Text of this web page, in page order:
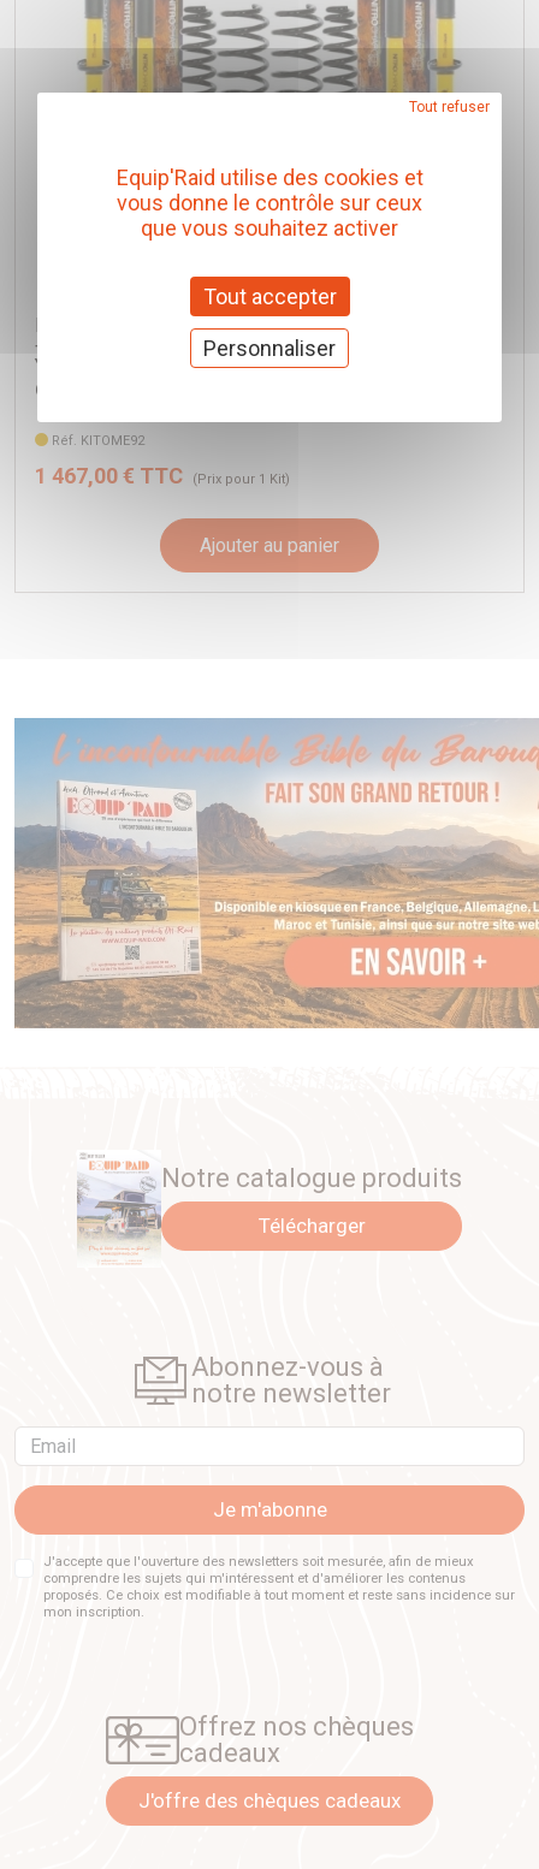
KIT DE SUSPENSION OME NITRO+ REHAUSSE
+40/50MM TARAGE +400KG POUR NISSAN PATROL
Y61 CHASSIS LONG TOUS MODELES
Old Man Emu
Réf. KITOME92
1 467,00 € TTC (Prix pour 1 Kit)
Ajouter au panier
Notre catalogue produits
Télécharger
Abonnez-vous à
notre newsletter
Email
Je m'abonne
J'accepte que l'ouverture des newsletters soit mesurée, afin de mieux
comprendre les sujets qui m'intéressent et d'améliorer les contenus
proposés. Ce choix est modifiable à tout moment et reste sans incidence sur
mon inscription.
Offrez nos chèques
cadeaux
J'offre des chèques cadeaux
Equip'Raid utilise des cookies et
vous donne le contrôle sur ceux
que vous souhaitez activer
Tout accepter
Tout refuser
Personnaliser